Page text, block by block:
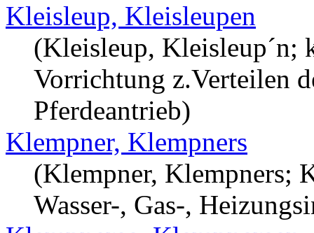
Kleisleup, Kleisleupen
(Kleisleup, Kleisleup´n;
Vorrichtung z.Verteilen
Pferdeantrieb)
Klempner, Klempners
(Klempner, Klempners;
Wasser-, Gas-,